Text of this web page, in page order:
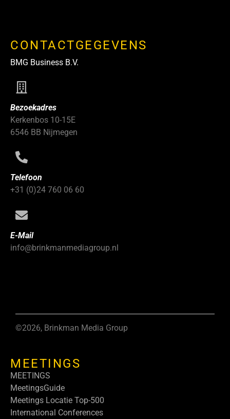
CONTACTGEGEVENS
BMG Business B.V.
Bezoekadres
Kerkenbos 10-15E
6546 BB Nijmegen
Telefoon
+31 (0)24 760 06 60
E-Mail
info@brinkmanmediagroup.nl
©2026, Brinkman Media Group
MEETINGS
MEETINGS
MeetingsGuide
Meetings Locatie Top-500
International Conferences